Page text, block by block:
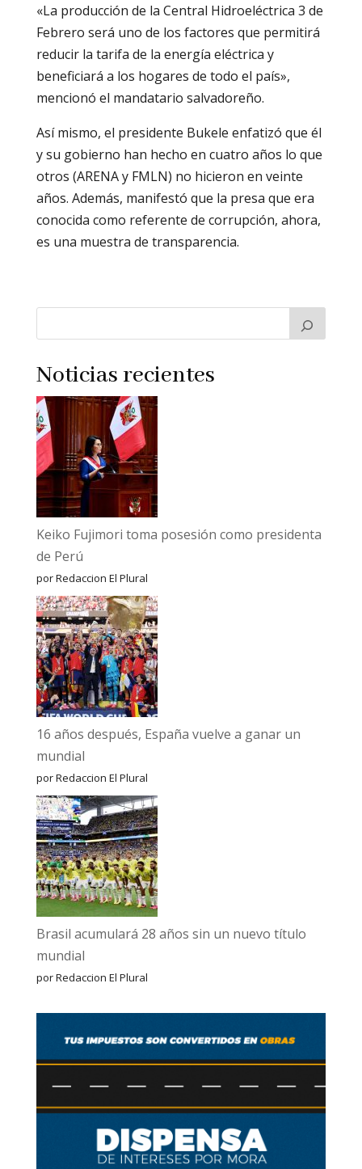
«La producción de la Central Hidroeléctrica 3 de
Febrero será uno de los factores que permitirá
reducir la tarifa de la energía eléctrica y
beneficiará a los hogares de todo el país»,
mencionó el mandatario salvadoreño.
Así mismo, el presidente Bukele enfatizó que él
y su gobierno han hecho en cuatro años lo que
otros (ARENA y FMLN) no hicieron en veinte
años. Además, manifestó que la presa que era
conocida como referente de corrupción, ahora,
es una muestra de transparencia.
Noticias recientes
Keiko Fujimori toma posesión como presidenta
de Perú
por Redaccion El Plural
16 años después, España vuelve a ganar un
mundial
por Redaccion El Plural
Brasil acumulará 28 años sin un nuevo título
mundial
por Redaccion El Plural